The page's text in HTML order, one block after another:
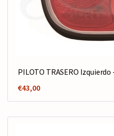
PILOTO TRASERO Izquierdo
€43,00